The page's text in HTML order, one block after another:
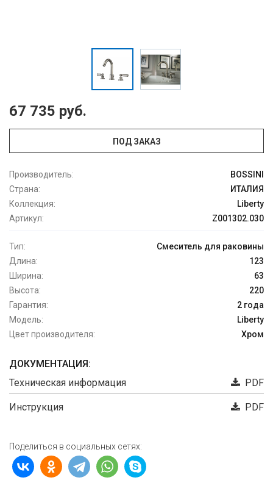
67 735 руб.
ПОД ЗАКАЗ
Производитель:
BOSSINI
Страна:
ИТАЛИЯ
Коллекция:
Liberty
Артикул:
Z001302.030
Тип:
Смеситель для раковины
Длина:
123
Ширина:
63
Высота:
220
Гарантия:
2 года
Модель:
Liberty
Цвет производителя:
Хром
ДОКУМЕНТАЦИЯ:
Техническая информация
PDF
Инструкция PDF
Поделиться в социальных сетях: